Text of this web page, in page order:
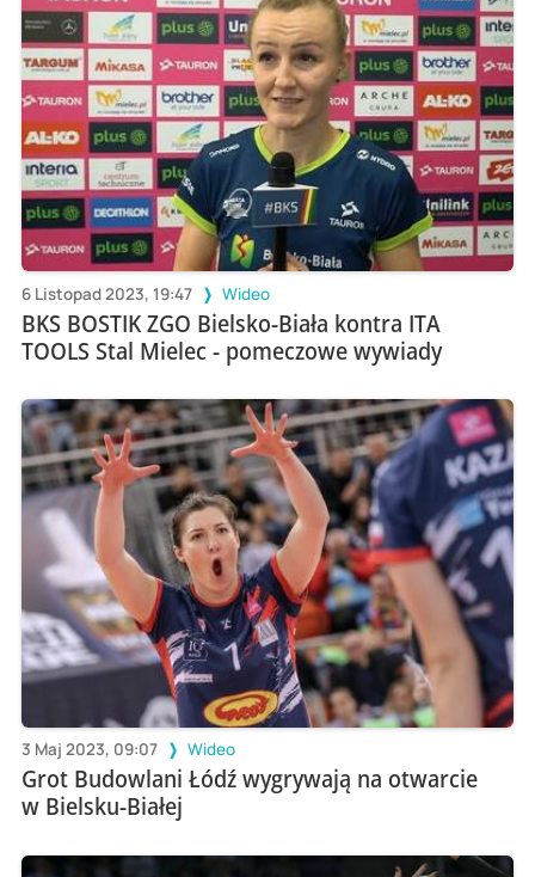
6 Listopad 2023, 19:47 Wideo
BKS BOSTIK ZGO Bielsko-Biała kontra ITA
TOOLS Stal Mielec - pomeczowe wywiady
3 Maj 2023, 09:07 Wideo
Grot Budowlani Łódź wygrywają na otwarcie
w Bielsku-Białej